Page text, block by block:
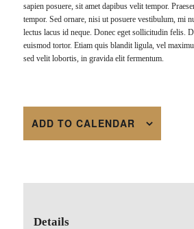
sapien posuere, sit amet dapibus velit tempor.
tempor. Sed ornare, nisi ut posuere vestibulum, mi
lectus lacus id neque. Donec eget sollicitudin felis.
euismod tortor. Etiam quis blandit ligula, vel
sed velit lobortis, in gravida elit fermentum.
ADD TO CALENDAR
Details